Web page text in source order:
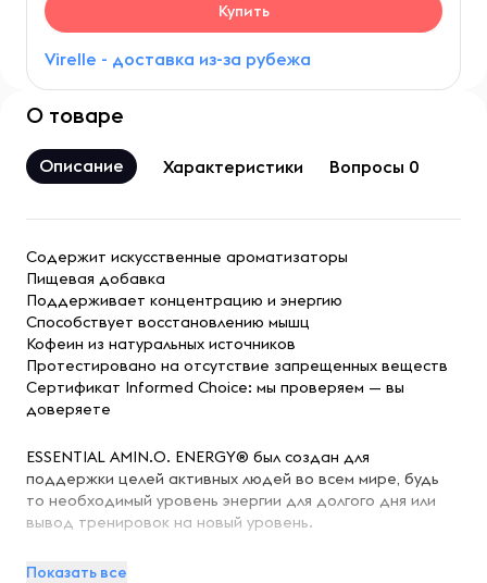
Virelle - доставка из-за рубежа
Купить
О товаре
Описание Характеристики Вопросы 0
Содержит искусственные ароматизаторы
Пищевая добавка
Поддерживает концентрацию и энергию
Способствует восстановлению мышц
Кофеин из натуральных источников
Протестировано на отсутствие запрещенных веществ
Сертификат Informed Choice: мы проверяем — вы
доверяете
ESSENTIAL AMIN.O. ENERGY® был создан для
поддержки целей активных людей во всем мире, будь
то необходимый уровень энергии для долгого дня или
вывод тренировок на новый уровень.
Микронизированная свободная форма аминокислот для
Показать все